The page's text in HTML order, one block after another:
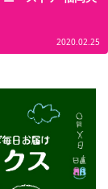
2020.02.25